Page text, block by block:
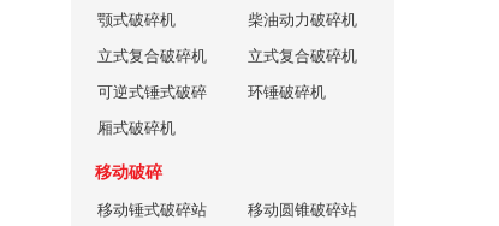
机
颚式破碎机
柴油动力破碎机
立式复合破碎机
立式复合破碎机
可逆式锤式破碎
机
环锤破碎机
厢式破碎机
移动破碎
移动锤式破碎站
移动圆锥破碎站